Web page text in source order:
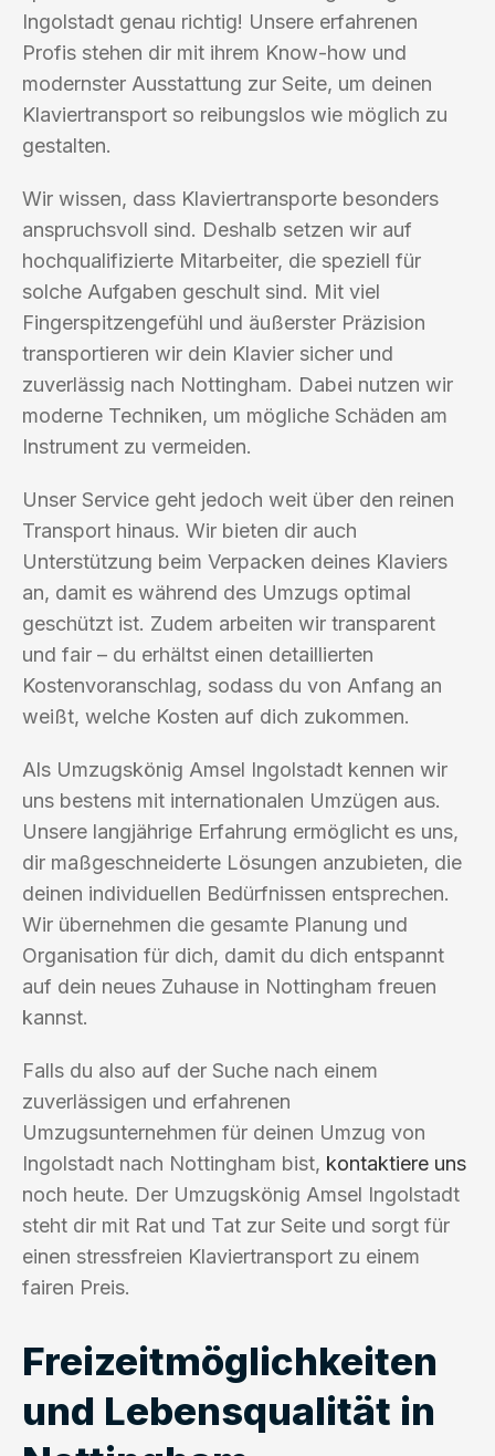
Ingolstadt genau richtig! Unsere erfahrenen
Profis stehen dir mit ihrem Know-how und
modernster Ausstattung zur Seite, um deinen
Klaviertransport so reibungslos wie möglich zu
gestalten.
Wir wissen, dass Klaviertransporte besonders
anspruchsvoll sind. Deshalb setzen wir auf
hochqualifizierte Mitarbeiter, die speziell für
solche Aufgaben geschult sind. Mit viel
Fingerspitzengefühl und äußerster Präzision
transportieren wir dein Klavier sicher und
zuverlässig nach Nottingham. Dabei nutzen wir
moderne Techniken, um mögliche Schäden am
Instrument zu vermeiden.
Unser Service geht jedoch weit über den reinen
Transport hinaus. Wir bieten dir auch
Unterstützung beim Verpacken deines Klaviers
an, damit es während des Umzugs optimal
geschützt ist. Zudem arbeiten wir transparent
und fair – du erhältst einen detaillierten
Kostenvoranschlag, sodass du von Anfang an
weißt, welche Kosten auf dich zukommen.
Als Umzugskönig Amsel Ingolstadt kennen wir
uns bestens mit internationalen Umzügen aus.
Unsere langjährige Erfahrung ermöglicht es uns,
dir maßgeschneiderte Lösungen anzubieten, die
deinen individuellen Bedürfnissen entsprechen.
Wir übernehmen die gesamte Planung und
Organisation für dich, damit du dich entspannt
auf dein neues Zuhause in Nottingham freuen
kannst.
Falls du also auf der Suche nach einem
zuverlässigen und erfahrenen
Umzugsunternehmen für deinen Umzug von
Ingolstadt nach Nottingham bist, kontaktiere uns
noch heute. Der Umzugskönig Amsel Ingolstadt
steht dir mit Rat und Tat zur Seite und sorgt für
einen stressfreien Klaviertransport zu einem
fairen Preis.
Freizeitmöglichkeiten
und Lebensqualität in